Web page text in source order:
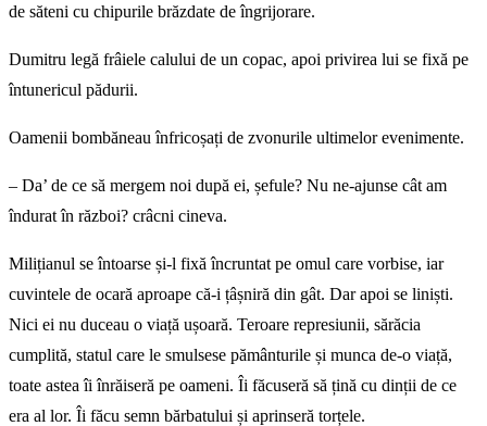
de săteni cu chipurile brăzdate de îngrijorare.
Dumitru legă frâiele calului de un copac, apoi privirea lui se fixă pe
întunericul pădurii.
Oamenii bombăneau înfricoșați de zvonurile ultimelor evenimente.
– Da’ de ce să mergem noi după ei, șefule? Nu ne-ajunse cât am
îndurat în război? crâcni cineva.
Milițianul se întoarse și-l fixă încruntat pe omul care vorbise, iar
cuvintele de ocară aproape că-i țâșniră din gât. Dar apoi se liniști.
Nici ei nu duceau o viață ușoară. Teroare represiunii, sărăcia
cumplită, statul care le smulsese pământurile și munca de-o viață,
toate astea îi înrăiseră pe oameni. Îi făcuseră să țină cu dinții de ce
era al lor. Îi făcu semn bărbatului și aprinseră torțele.